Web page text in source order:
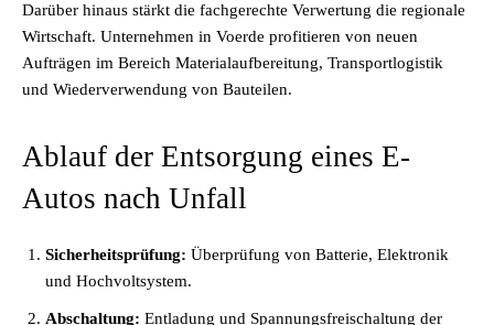
Darüber hinaus stärkt die fachgerechte Verwertung die regionale
Wirtschaft. Unternehmen in Voerde profitieren von neuen
Aufträgen im Bereich Materialaufbereitung, Transportlogistik
und Wiederverwendung von Bauteilen.
Ablauf der Entsorgung eines E-
Autos nach Unfall
Sicherheitsprüfung: Überprüfung von Batterie, Elektronik
und Hochvoltsystem.
Abschaltung: Entladung und Spannungsfreischaltung der